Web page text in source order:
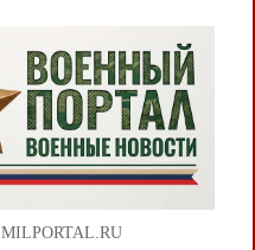
MILPORTAL.RU